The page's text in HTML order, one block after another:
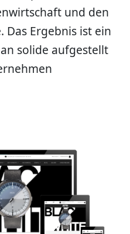
und den
Ergebnis ist ein
solide aufgestellt